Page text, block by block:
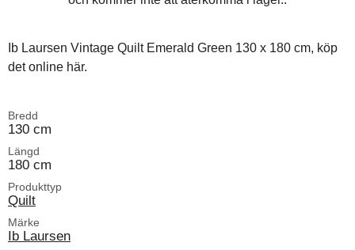
Ib Laursen Vintage Quilt Emerald Green 130 x 180 cm, köp
det online här.
Bredd
130 cm
Längd
180 cm
Produkttyp
Quilt
Märke
Ib Laursen